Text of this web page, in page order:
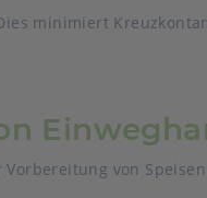
minimiert
von